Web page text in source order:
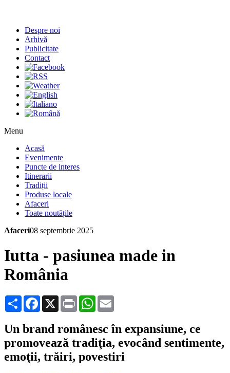
Despre noi
Arhivă
Publicitate
Contact
Menu
Acasă
Evenimente
Puncte de interes
Itinerarii
Tradiții
Produse locale
Afaceri
Toate noutățile
Afaceri08 septembrie 2025
Iutta - pasiunea made in
România
Share Facebook
X Print WhatsApp
Un brand românesc în expansiune, ce
promovează tradiţia, evocând sentimente,
emoţii, trăiri, povestiri